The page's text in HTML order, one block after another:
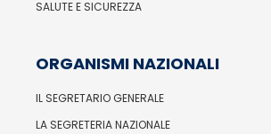
SALUTE E SICUREZZA
ORGANISMI NAZIONALI
IL SEGRETARIO GENERALE
LA SEGRETERIA NAZIONALE